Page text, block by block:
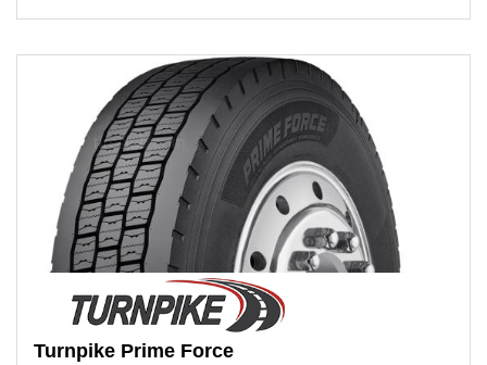
Turnpike Prime Force